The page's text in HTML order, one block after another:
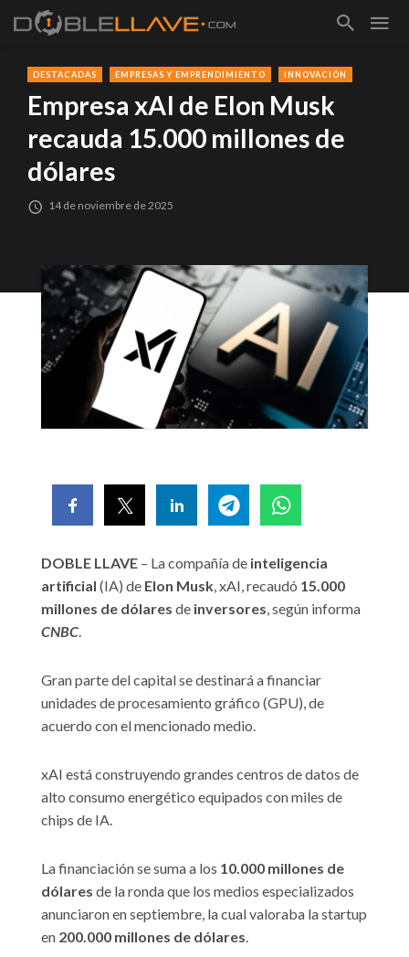
DESTACADAS EMPRESAS Y EMPRENDIMIENTO INNOVACIÓN
Empresa xAI de Elon Musk
recauda 15.000 millones de
dólares
14 de noviembre de 2025
DOBLE LLAVE – La compañía de inteligencia
artificial (IA) de Elon Musk, xAI, recaudó 15.000
millones de dólares de inversores, según informa
CNBC.
Gran parte del capital se destinará a financiar
unidades de procesamiento gráfico (GPU), de
acuerdo con el mencionado medio.
xAI está construyendo grandes centros de datos de
alto consumo energético equipados con miles de
chips de IA.
La financiación se suma a los 10.000 millones de
dólares de la ronda que los medios especializados
anunciaron en septiembre, la cual valoraba la startup
en 200.000 millones de dólares.